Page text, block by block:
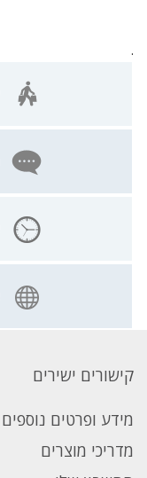
.
קישורים ישירים
מידע ופרטים נוספים
מדריכי מוצרים